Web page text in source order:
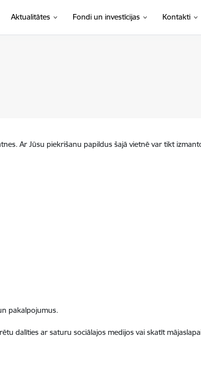
Aktualitātes Fondi un investīcijas Kontakti
Ar Jūsu piekrišanu papildus šajā vietnē var tikt
pakalpojumus.
dalīties ar saturu sociālajos medijos vai skatīt